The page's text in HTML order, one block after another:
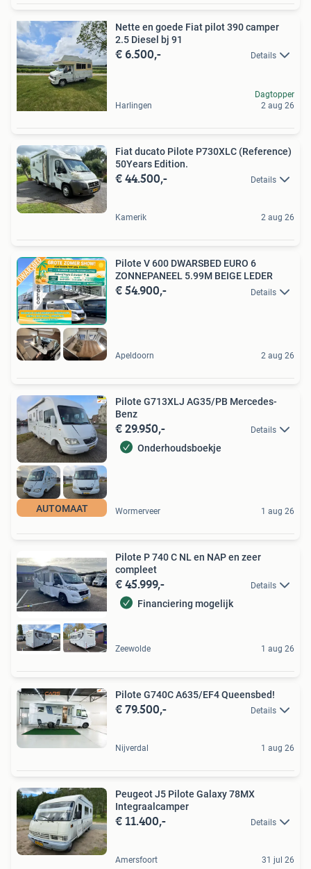
Nette en goede Fiat pilot 390 camper
2.5 Diesel bj 91
€ 6.500,- Details
Harlingen
Dagtopper
2 aug 26
Fiat ducato Pilote P730XLC (Reference)
50Years Edition.
€ 44.500,- Details
Kamerik 2 aug 26
Pilote V 600 DWARSBED EURO 6
ZONNEPANEEL 5.99M BEIGE LEDER
€ 54.900,- Details
Apeldoorn 2 aug 26
AUTOMAAT
Pilote G713XLJ AG35/PB Mercedes-
Benz
€ 29.950,- Details
Onderhoudsboekje
Wormerveer 1 aug 26
Pilote P 740 C NL en NAP en zeer
compleet
€ 45.999,- Details
Financiering mogelijk
Zeewolde 1 aug 26
Pilote G740C A635/EF4 Queensbed!
€ 79.500,- Details
Nijverdal 1 aug 26
Peugeot J5 Pilote Galaxy 78MX
Integraalcamper
€ 11.400,- Details
Amersfoort 31 jul 26